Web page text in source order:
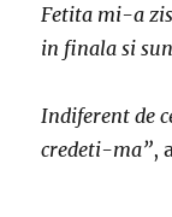
Fetita mi-a
in finala si
Indiferent de
credeti-ma”,